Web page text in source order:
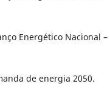
Energético Nacional –
de energia 2050.